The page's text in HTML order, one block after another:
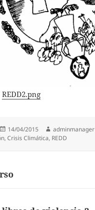
REDD2.png
Publicado
el
14/04/2015 Autor
adminmanager
,Crisis Climática, REDD